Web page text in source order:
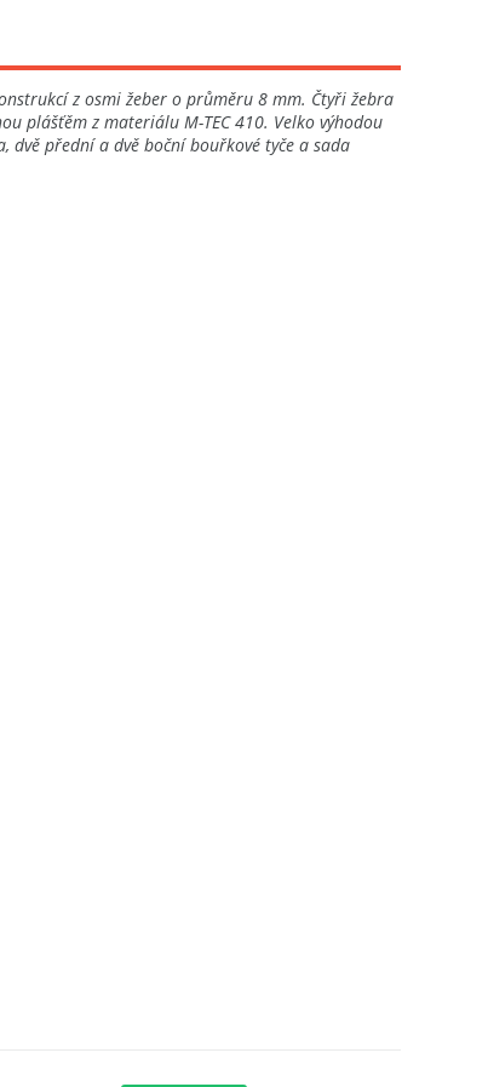
z osmi žeber o průměru 8 mm. Čtyři žebra
plášťěm z materiálu M-TEC 410. Velko výhodou
přední a dvě boční bouřkové tyče a sada